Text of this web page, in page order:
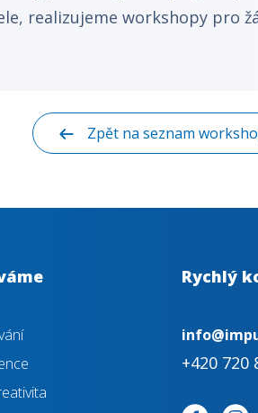
realizujeme workshopy pro
Zpět na seznam
Rychlý
+420 720